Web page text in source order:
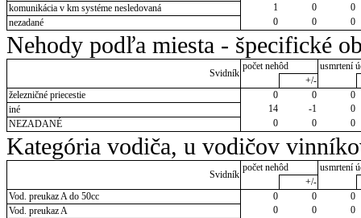
komunikácia v km systéme nesledovaná
1 0
0
nezadané
0 0 0
Nehody podľa miesta - špecifické
Svidník
počet nehôd
usmrtení
+/-
železničné priecestie
0 0
0
iné
14 -1
0
NEZADANÉ
0 0 0
Kategória vodiča, u vodičov
Svidník
počet nehôd
usmrtení
+/-
Vod. preukaz A do 50cc
0 0
0
Vod. preukaz A
0 0
0